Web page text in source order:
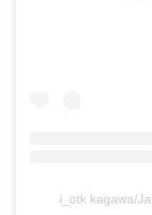
i_otk kagawa/